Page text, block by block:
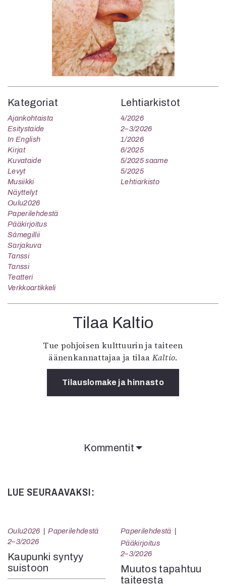
Kategoriat
Ajankohtaista
Esitystaide
In English
Kirjat
Kuvataide
Levyt
Musiikki
Näyttelyt
Oulu2026
Paperilehdestä
Pääkirjoitus
Sámegillii
Sarjakuva
Tanssi
Tanssi
Teatteri
Verkkoartikkeli
Lehtiarkistot
4/2026
2–3/2026
1/2026
6/2025
5/2025 saame
5/2025
Lehtiarkisto
Tilaa Kaltio
Tue pohjoisen kulttuurin ja taiteen
äänenkannattajaa ja tilaa Kaltio.
Tilauslomake ja hinnasto
Kommentit
LUE SEURAAVAKSI:
Oulu2026
Paperilehdestä
2–3/2026
Kaupunki syntyy
suistoon
Paperilehdestä
Pääkirjoitus
2–3/2026
Muutos tapahtuu
taiteesta